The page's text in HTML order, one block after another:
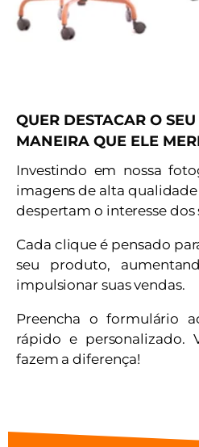
QUER DESTACAR O
MANEIRA QUE ELE
Investindo em nossa
imagens de alta
despertam o interesse dos
Cada clique é pensado
seu produto,
impulsionar suas vendas.
Preencha o formulário
rápido e personalizado.
fazem a diferença!